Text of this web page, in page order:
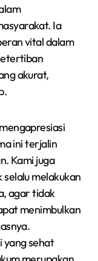
Ia
vital dalam
akurat,
ini terjalin
Kami juga
melakukan
agar tidak
menimbulkan
yang sehat